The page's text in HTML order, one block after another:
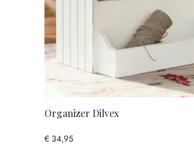
Organizer Dilvex
€ 34,95